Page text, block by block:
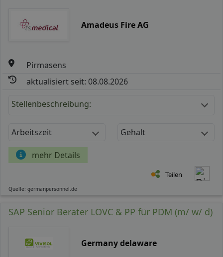
Amadeus Fire AG
Pirmasens
aktualisiert seit: 08.08.2026
Stellenbeschreibung:
Arbeitszeit Gehalt
mehr Details
Teilen
Quelle: germanpersonnel.de
SAP Senior Berater LOVC & PP für PDM (m/ w/ d)
Germany delaware